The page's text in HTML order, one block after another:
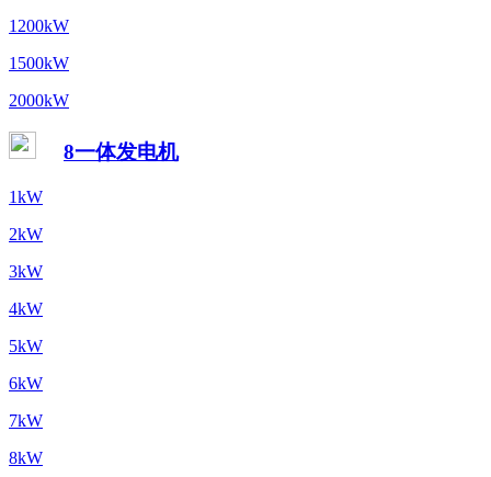
1200kW
1500kW
2000kW
8一体发电机
1kW
2kW
3kW
4kW
5kW
6kW
7kW
8kW